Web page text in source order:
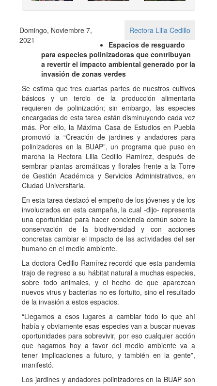
Domingo, Noviembre 7,
2021
Rectora Lilia Cedillo
Espacios de resguardo
para especies polinizadoras que contribuyan
a revertir el impacto ambiental generado por la
invasión de zonas verdes
Se estima que tres cuartas partes de nuestros cultivos
básicos y un tercio de la producción alimentaria
requieren de polinización; sin embargo, las especies
encargadas de esta tarea están disminuyendo cada vez
más. Por ello, la Máxima Casa de Estudios en Puebla
promovió la “Creación de jardines y andadores para
polinizadores en la BUAP”, un programa que puso en
marcha la Rectora Lilia Cedillo Ramírez, después de
sembrar plantas aromáticas y florales frente a la Torre
de Gestión Académica y Servicios Administrativos, en
Ciudad Universitaria.
En esta tarea destacó el empeño de los jóvenes y de los
involucrados en esta campaña, la cual -dijo- representa
una oportunidad para hacer conciencia común sobre la
conservación de la biodiversidad y con acciones
concretas cambiar el impacto de las actividades del ser
humano en el medio ambiente.
La doctora Cedillo Ramírez recordó que esta pandemia
trajo de regreso a su hábitat natural a muchas especies,
sobre todo animales, y el hecho de que aparezcan
nuevos virus y bacterias no es fortuito, sino el resultado
de la invasión a estos espacios.
“Llegamos a esos lugares a cambiar todo lo que ahí
había y obviamente esas especies van a buscar nuevas
oportunidades para sobrevivir, por eso cualquier acción
que hagamos hoy a favor del medio ambiente va a
tener implicaciones a futuro, y también en la gente”,
manifestó.
Los jardines y andadores polinizadores en la BUAP son